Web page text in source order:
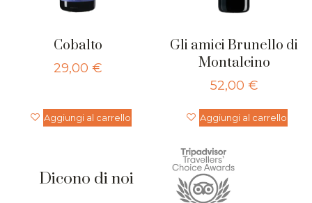
Cobalto
29,00 €
Aggiungi al carrello
Gli amici Brunello di
Montalcino
52,00 €
Aggiungi al carrello
Dicono di noi